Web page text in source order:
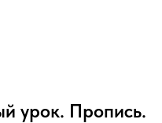
урок. Пропись.